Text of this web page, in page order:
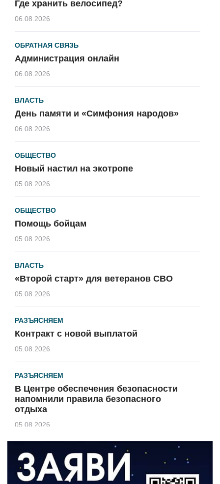
Где хранить велосипед?
06.08.2026
ОБРАТНАЯ СВЯЗЬ
Администрация онлайн
06.08.2026
ВЛАСТЬ
День памяти и «Симфония народов»
06.08.2026
ОБЩЕСТВО
Новый настил на экотропе
05.08.2026
ОБЩЕСТВО
Помощь бойцам
05.08.2026
ВЛАСТЬ
«Второй старт» для ветеранов СВО
05.08.2026
РАЗЪЯСНЯЕМ
Контракт с новой выплатой
05.08.2026
РАЗЪЯСНЯЕМ
В Центре обеспечения безопасности
напомнили правила безопасного
отдыха
05.08.2026
КУЛЬТУРА
Афиша Зеленоградска
04.08.2026